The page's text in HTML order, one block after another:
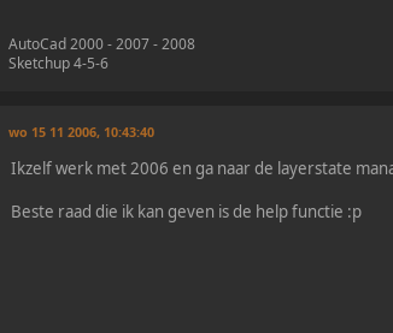
AutoCad 2000 - 2007 - 2008
Sketchup 4-5-6
wo 15 11 2006, 10:43:40
Ikzelf werk met 2006 en ga naar de layerstate
Beste raad die ik kan geven is de help functie :p